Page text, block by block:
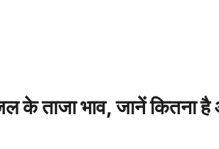
के ताजा भाव, जानें कितना